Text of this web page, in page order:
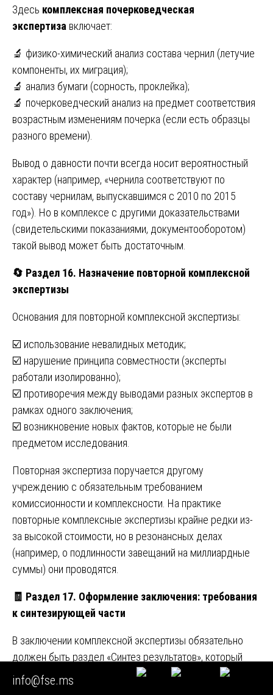
Здесь комплексная почерковедческая
экспертиза включает:
🔬 физико-химический анализ состава чернил (летучие
компоненты, их миграция);
🔬 анализ бумаги (сорность, проклейка);
🔬 почерковедческий анализ на предмет соответствия
возрастным изменениям почерка (если есть образцы
разного времени).
Вывод о давности почти всегда носит вероятностный
характер (например, «чернила соответствуют по
составу чернилам, выпускавшимся с 2010 по 2015
год»). Но в комплексе с другими доказательствами
(свидетельскими показаниями, документооборотом)
такой вывод может быть достаточным.
🔄 Раздел 16. Назначение повторной комплексной
экспертизы
Основания для повторной комплексной экспертизы:
☑️ использование невалидных методик;
☑️ нарушение принципа совместности (эксперты
работали изолированно);
☑️ противоречия между выводами разных экспертов в
рамках одного заключения;
☑️ возникновение новых фактов, которые не были
предметом исследования.
Повторная экспертиза поручается другому
учреждению с обязательным требованием
комиссионности и комплексности. На практике
повторные комплексные экспертизы крайне редки из-
за высокой стоимости, но в резонансных делах
(например, о подлинности завещаний на миллиардные
суммы) они проводятся.
🧾 Раздел 17. Оформление заключения: требования
к синтезирующей части
В заключении комплексной экспертизы обязательно
должен быть раздел «Синтез результатов», который
включает:
info@fse.ms